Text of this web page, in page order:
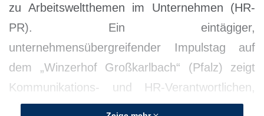
zu Arbeitsweltthemen im Unternehmen (HR-
PR). Ein eintägiger,
unternehmensübergreifender Impulstag auf
dem „Winzerhof Großkarlbach“ (Pfalz) zeigt
Kommunikations- und HR-Verantwortlichen,
wie es geht. Referenten sind Klaus Werle